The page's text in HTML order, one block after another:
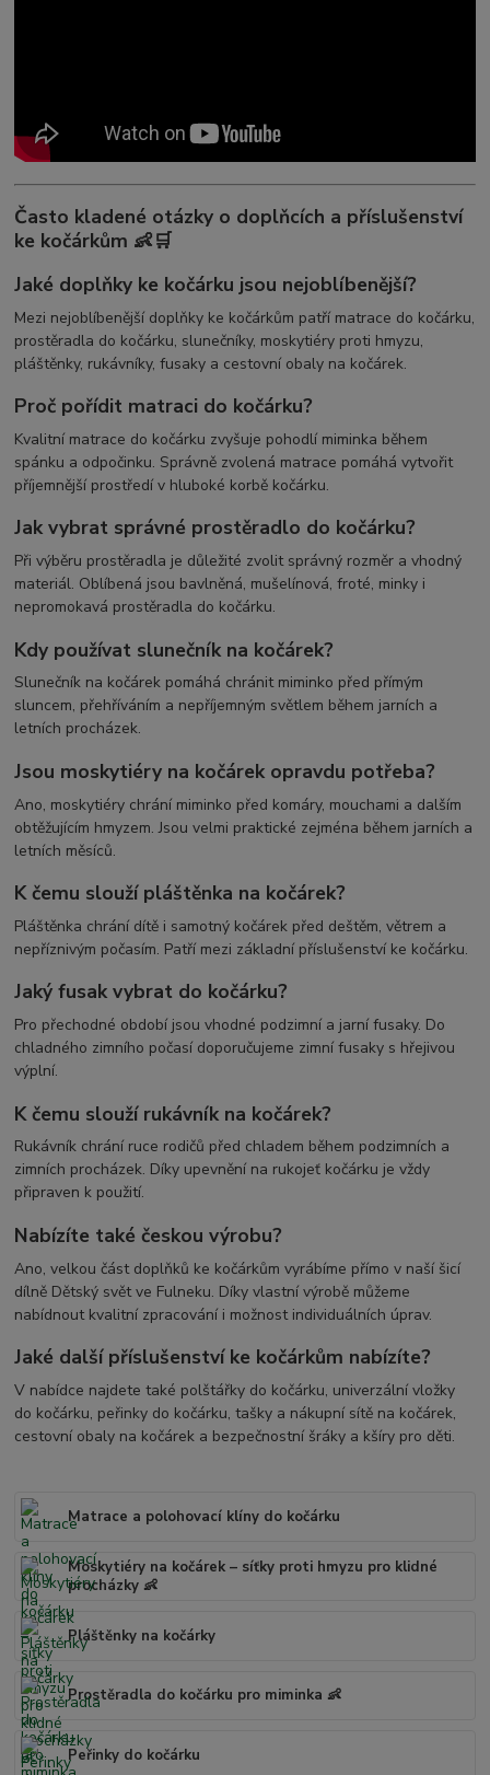
Často kladené otázky o doplňcích a příslušenství
ke kočárkům 👶🛒
Jaké doplňky ke kočárku jsou nejoblíbenější?
Mezi nejoblíbenější doplňky ke kočárkům patří matrace do kočárku,
prostěradla do kočárku, slunečníky, moskytiéry proti hmyzu,
pláštěnky, rukávníky, fusaky a cestovní obaly na kočárek.
Proč pořídit matraci do kočárku?
Kvalitní matrace do kočárku zvyšuje pohodlí miminka během
spánku a odpočinku. Správně zvolená matrace pomáhá vytvořit
příjemnější prostředí v hluboké korbě kočárku.
Jak vybrat správné prostěradlo do kočárku?
Při výběru prostěradla je důležité zvolit správný rozměr a vhodný
materiál. Oblíbená jsou bavlněná, mušelínová, froté, minky i
nepromokavá prostěradla do kočárku.
Kdy používat slunečník na kočárek?
Slunečník na kočárek pomáhá chránit miminko před přímým
sluncem, přehříváním a nepříjemným světlem během jarních a
letních procházek.
Jsou moskytiéry na kočárek opravdu potřeba?
Ano, moskytiéry chrání miminko před komáry, mouchami a dalším
obtěžujícím hmyzem. Jsou velmi praktické zejména během jarních a
letních měsíců.
K čemu slouží pláštěnka na kočárek?
Pláštěnka chrání dítě i samotný kočárek před deštěm, větrem a
nepříznivým počasím. Patří mezi základní příslušenství ke kočárku.
Jaký fusak vybrat do kočárku?
Pro přechodné období jsou vhodné podzimní a jarní fusaky. Do
chladného zimního počasí doporučujeme zimní fusaky s hřejivou
výplní.
K čemu slouží rukávník na kočárek?
Rukávník chrání ruce rodičů před chladem během podzimních a
zimních procházek. Díky upevnění na rukojeť kočárku je vždy
připraven k použití.
Nabízíte také českou výrobu?
Ano, velkou část doplňků ke kočárkům vyrábíme přímo v naší šicí
dílně Dětský svět ve Fulneku. Díky vlastní výrobě můžeme
nabídnout kvalitní zpracování i možnost individuálních úprav.
Jaké další příslušenství ke kočárkům nabízíte?
V nabídce najdete také polštářky do kočárku, univerzální vložky
do kočárku, peřinky do kočárku, tašky a nákupní sítě na kočárek,
cestovní obaly na kočárek a bezpečnostní šráky a kšíry pro děti.
Matrace a polohovací klíny do kočárku
Moskytiéry na kočárek – síťky proti hmyzu pro klidné
procházky 👶
Pláštěnky na kočárky
Prostěradla do kočárku pro miminka 👶
Peřinky do kočárku